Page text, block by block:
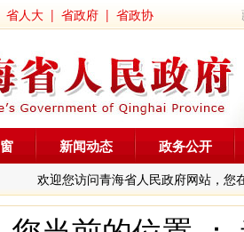
省人大 | 省政府 | 省政协
欢迎您访问青海省人民政府网站，您
新闻动态 政务公开